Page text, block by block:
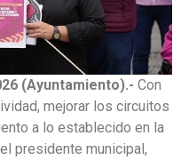
(Ayuntamiento).- Con
mejorar los circuitos
a lo establecido en la
presidente municipal,